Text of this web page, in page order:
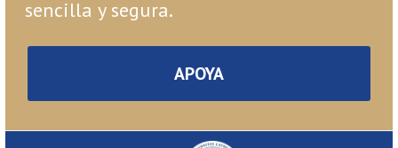
sencilla y segura.
APOYA